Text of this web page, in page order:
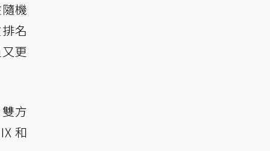
機
名
更
方
和